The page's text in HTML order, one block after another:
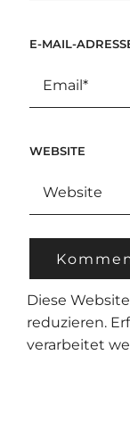
E-MAIL-
WEBSITE
Diese
reduzieren.
verarbeitet